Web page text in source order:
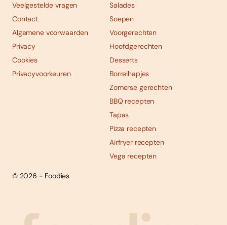
Veelgestelde vragen
Contact
Algemene voorwaarden
Privacy
Cookies
Privacyvoorkeuren
Salades
Soepen
Voorgerechten
Hoofdgerechten
Desserts
Borrelhapjes
Zomerse gerechten
BBQ recepten
Tapas
Pizza recepten
Airfryer recepten
Vega recepten
© 2026 - Foodies